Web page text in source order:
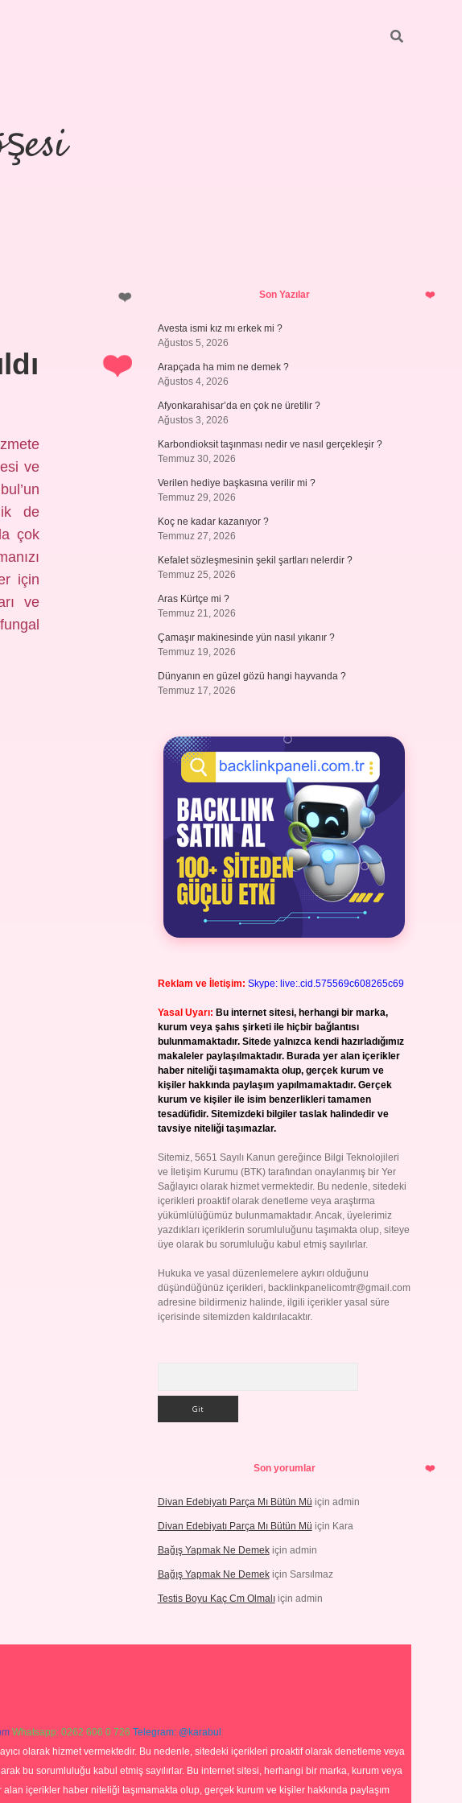
ve
de
çok
için
ve
SidebarSon Yazılar
Avesta ismi kız mı erkek mi ?
Ağustos 5, 2026
Arapçada ha mim ne demek ?
Ağustos 4, 2026
Afyonkarahisar’da en çok ne üretilir ?
Ağustos 3, 2026
Karbondioksit taşınması nedir ve nasıl gerçekleşir ?
Temmuz 30, 2026
Verilen hediye başkasına verilir mi ?
Temmuz 29, 2026
Koç ne kadar kazanıyor ?
Temmuz 27, 2026
Kefalet sözleşmesinin şekil şartları nelerdir ?
Temmuz 25, 2026
Aras Kürtçe mi ?
Temmuz 21, 2026
Çamaşır makinesinde yün nasıl yıkanır ?
Temmuz 19, 2026
Dünyanın en güzel gözü hangi hayvanda ?
Temmuz 17, 2026
Reklam ve İletişim: Skype: live:.cid.575569c608265c69
Yasal Uyarı: Bu internet sitesi, herhangi bir marka,
kurum veya şahıs şirketi ile hiçbir bağlantısı
bulunmamaktadır. Sitede yalnızca kendi hazırladığımız
makaleler paylaşılmaktadır. Burada yer alan içerikler
haber niteliği taşımamakta olup, gerçek kurum ve
kişiler hakkında paylaşım yapılmamaktadır. Gerçek
kurum ve kişiler ile isim benzerlikleri tamamen
tesadüfidir. Sitemizdeki bilgiler taslak halindedir ve
tavsiye niteliği taşımazlar.
Sitemiz, 5651 Sayılı Kanun gereğince Bilgi Teknolojileri
ve İletişim Kurumu (BTK) tarafından onaylanmış bir Yer
Sağlayıcı olarak hizmet vermektedir. Bu nedenle, sitedeki
içerikleri proaktif olarak denetleme veya araştırma
yükümlülüğümüz bulunmamaktadır. Ancak, üyelerimiz
yazdıkları içeriklerin sorumluluğunu taşımakta olup, siteye
üye olarak bu sorumluluğu kabul etmiş sayılırlar.
Hukuka ve yasal düzenlemelere aykırı olduğunu
düşündüğünüz içerikleri, backlinkpanelicomtr@gmail.com
adresine bildirmeniz halinde, ilgili içerikler yasal süre
içerisinde sitemizden kaldırılacaktır.
Son yorumlar
Divan Edebiyatı Parça Mı Bütün Mü için admin
Divan Edebiyatı Parça Mı Bütün Mü için Kara
Bağış Yapmak Ne Demekiçin admin
Bağış Yapmak Ne Demekiçin Sarsılmaz
Testis Boyu Kaç Cm Olmalıiçin admin
Whatsapp: 0262 606 0 726 Telegram: @karabul
olarak hizmet vermektedir. Bu nedenle, sitedeki içerikleri proaktif olarak denetleme veya
bu sorumluluğu kabul etmiş sayılırlar. Bu internet sitesi, herhangi bir marka, kurum veya
alan içerikler haber niteliği taşımamakta olup, gerçek kurum ve kişiler hakkında paylaşım